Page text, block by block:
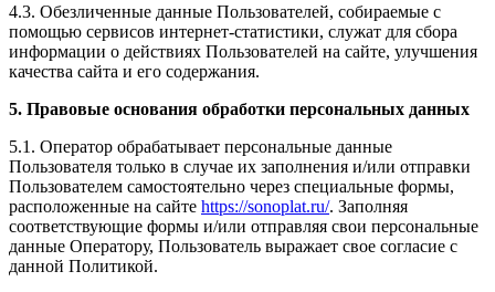
4.3. Обезличенные данные Пользователей, собираемые с
помощью сервисов интернет-статистики, служат для сбора
информации о действиях Пользователей на сайте, улучшения
качества сайта и его содержания.
5. Правовые основания обработки персональных данных
5.1. Оператор обрабатывает персональные данные
Пользователя только в случае их заполнения и/или отправки
Пользователем самостоятельно через специальные формы,
расположенные на сайте https://sonoplat.ru/. Заполняя
соответствующие формы и/или отправляя свои персональные
данные Оператору, Пользователь выражает свое согласие с
данной Политикой.